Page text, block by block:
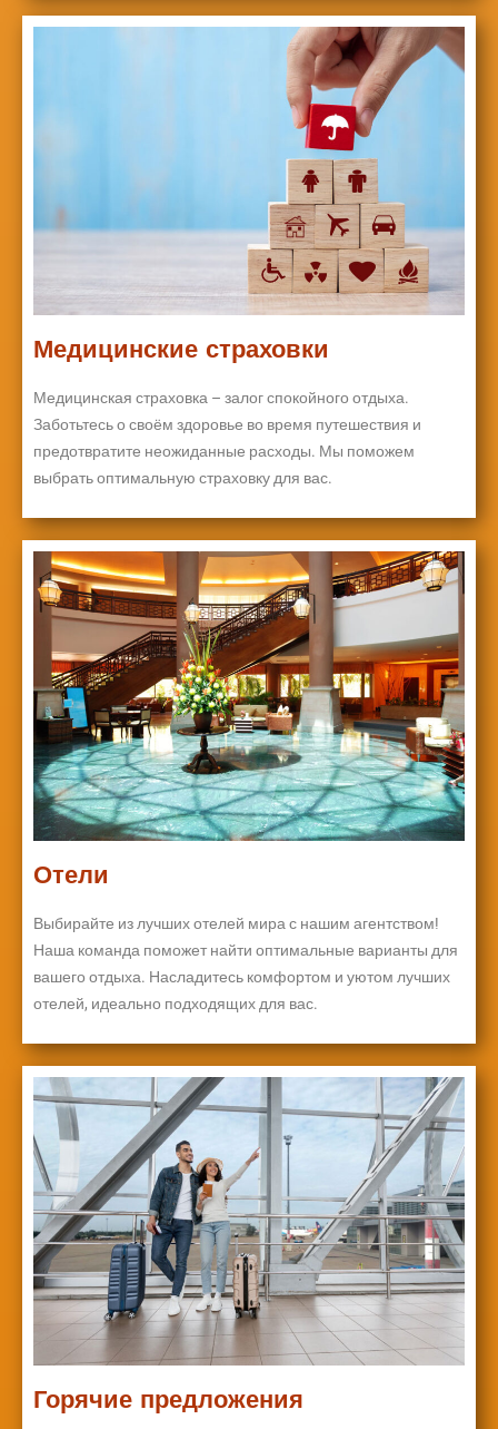
Медицинские страховки
Медицинская страховка – залог спокойного отдыха.
Заботьтесь о своём здоровье во время путешествия и
предотвратите неожиданные расходы. Мы поможем
выбрать оптимальную страховку для вас.
Отели
Выбирайте из лучших отелей мира с нашим агентством!
Наша команда поможет найти оптимальные варианты для
вашего отдыха. Насладитесь комфортом и уютом лучших
отелей, идеально подходящих для вас.
Горячие предложения